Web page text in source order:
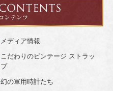
メディア情報
こだわりのビンテージ ストラッ
プ
幻の軍用時計たち